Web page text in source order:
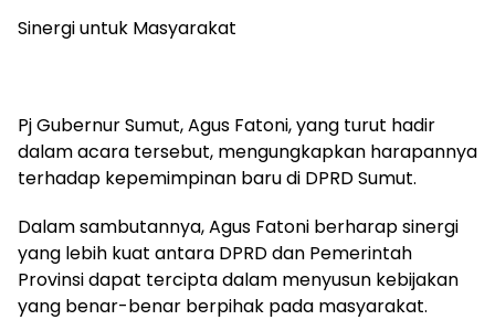
Sinergi untuk Masyarakat
Pj Gubernur Sumut, Agus Fatoni, yang turut hadir
dalam acara tersebut, mengungkapkan harapannya
terhadap kepemimpinan baru di DPRD Sumut.
Dalam sambutannya, Agus Fatoni berharap sinergi
yang lebih kuat antara DPRD dan Pemerintah
Provinsi dapat tercipta dalam menyusun kebijakan
yang benar-benar berpihak pada masyarakat.